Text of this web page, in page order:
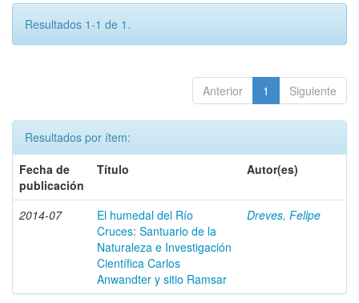
Resultados 1-1 de 1.
Anterior 1 Siguiente
Resultados por ítem:
Fecha de
publicación
Título Autor(es)
2014-07
El humedal del Río
Cruces: Santuario de la
Naturaleza e Investigación
Científica Carlos
Anwandter y sitio Ramsar
Dreves, Felipe